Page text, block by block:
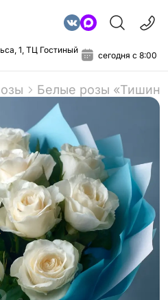
1, ТЦ Гостиный
сегодня с 8:00
Белые розы